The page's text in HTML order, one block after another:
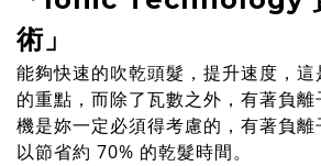
術」
能夠快速的吹乾頭髮，提升速度，
的重點，而除了瓦數之外，有著負
機是妳一定必須得考慮的，有著負
以節省約 70% 的乾髮時間。